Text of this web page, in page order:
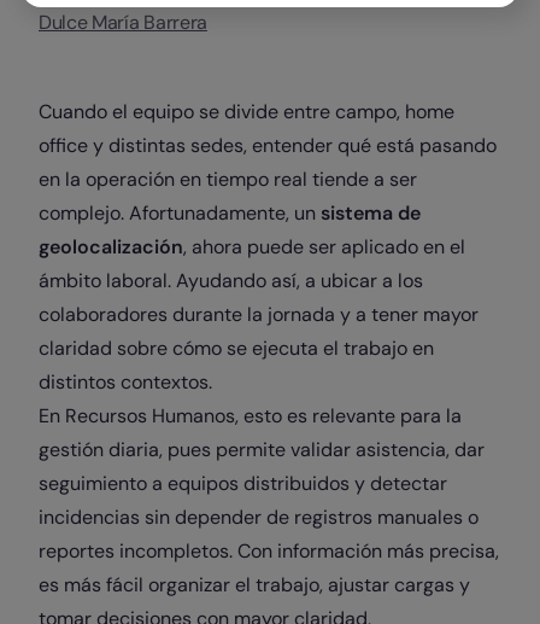
Dulce María Barrera
Cuando el equipo se divide entre campo, home
office y distintas sedes, entender qué está pasando
en la operación en tiempo real tiende a ser
complejo. Afortunadamente, un sistema de
geolocalización, ahora puede ser aplicado en el
ámbito laboral. Ayudando así, a ubicar a los
colaboradores durante la jornada y a tener mayor
claridad sobre cómo se ejecuta el trabajo en
distintos contextos.
En Recursos Humanos, esto es relevante para la
gestión diaria, pues permite validar asistencia, dar
seguimiento a equipos distribuidos y detectar
incidencias sin depender de registros manuales o
reportes incompletos. Con información más precisa,
es más fácil organizar el trabajo, ajustar cargas y
tomar decisiones con mayor claridad,